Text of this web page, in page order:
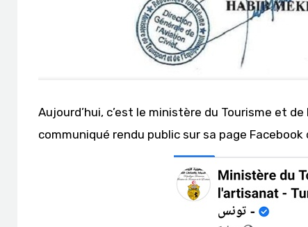
Aujourd’hui, c’est le ministère du Tourisme et
communiqué rendu public sur sa page